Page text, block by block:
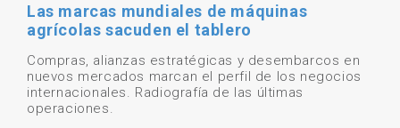
Las marcas mundiales de máquinas
agrícolas sacuden el tablero
Compras, alianzas estratégicas y desembarcos en
nuevos mercados marcan el perfil de los negocios
internacionales. Radiografía de las últimas
operaciones.